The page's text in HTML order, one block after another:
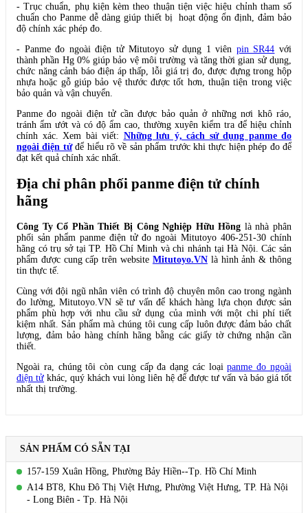
- Trục chuẩn, phụ kiện kèm theo thuận tiện việc hiệu chỉnh tham số
chuẩn cho Panme dễ dàng giúp thiết bị hoạt động ổn định, đảm bảo
độ chính xác phép đo.
- Panme đo ngoài điện tử Mitutoyo sử dụng 1 viên pin SR44 với
thành phần Hg 0% giúp bảo vệ môi trường và tăng thời gian sử dụng,
chức năng cảnh báo điện áp thấp, lỗi giá trị đo, được đựng trong hộp
nhựa hoặc gỗ giúp bảo vệ thước được tốt hơn, thuận tiện trong việc
bảo quản và vận chuyển.
Panme đo ngoài điện tử cần được bảo quản ở những nơi khô ráo,
tránh ẩm ướt và có độ ẩm cao, thường xuyên kiểm tra để hiệu chỉnh
chính xác. Xem bài viết: Những lưu ý, cách sử dụng panme đo
ngoài điện tửđể hiểu rõ về sản phẩm trước khi thực hiện phép đo để
đạt kết quả chính xác nhất.
Địa chỉ phân phối panme điện tử chính
hãng
Công Ty Cổ Phần Thiết Bị Công Nghiệp Hữu Hồng là nhà phân
phối sản phẩm panme điện tử đo ngoài Mitutoyo 406-251-30 chính
hãng có trụ sở tại TP. Hồ Chí Minh và chi nhánh tại Hà Nội. Các sản
phẩm được cung cấp trên website Mitutoyo.VNlà hình ảnh & thông
tin thực tế.
Cùng với đội ngũ nhân viên có trình độ chuyên môn cao trong ngành
đo lường, Mitutoyo.VN sẽ tư vấn để khách hàng lựa chọn được sản
phẩm phù hợp với nhu cầu sử dụng của mình với một chi phí tiết
kiệm nhất. Sản phẩm mà chúng tôi cung cấp luôn được đảm bảo chất
lượng, đảm bảo hàng chính hãng bằng các giấy tờ chứng nhận cần
thiết.
Ngoài ra, chúng tôi còn cung cấp đa dạng các loạipanme đo ngoài
điện tử khác, quý khách vui lòng liên hệ để được tư vấn và báo giá tốt
nhất thị trường.
SẢN PHẨM CÓ SẴN TẠI
157-159 Xuân Hồng, Phường Bảy Hiền--Tp. Hồ Chí Minh
A14 BT8, Khu Đô Thị Việt Hưng, Phường Việt Hưng, TP. Hà Nội
- Long Biên - Tp. Hà Nội